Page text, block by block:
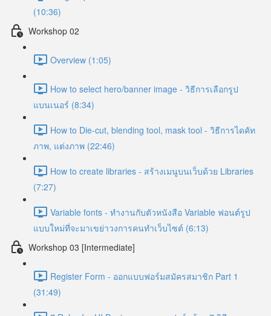
(10:36)
Workshop 02
Overview (1:05)
How to select hero/banner image - วิธีการเลือกรูป
แบนเนอร์ (8:34)
How to Die-cut, blending tool, mask tool - วิธีการไดคัท
ภาพ, แต่งภาพ (22:46)
How to create libraries - สร้างเมนูบนเว็บด้วย Libraries
(7:27)
Variable fonts - ทำงานกับตัวหนังสือ Variable ฟอนต์รูป
แบบใหม่ที่จะมาเขย่าวงการคนทำเว็บไซต์ (6:13)
Workshop 03 [Intermediate]
Register Form - ออกแบบฟอร์มสมัครสมาชิก Part 1
(31:49)